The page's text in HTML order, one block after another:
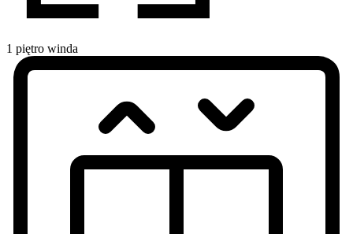
1 piętro winda